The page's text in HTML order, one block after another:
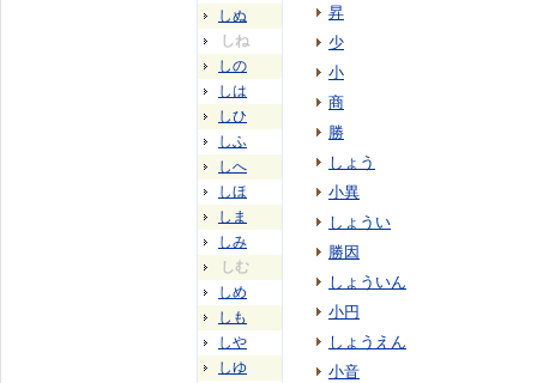
しぬ
しね
しの
しは
しひ
しふ
しへ
しほ
しま
しみ
しむ
しめ
しも
しや
しゆ
昇
少
小
商
勝
しょう
小異
しょうい
勝因
しょういん
小円
しょうえん
小音